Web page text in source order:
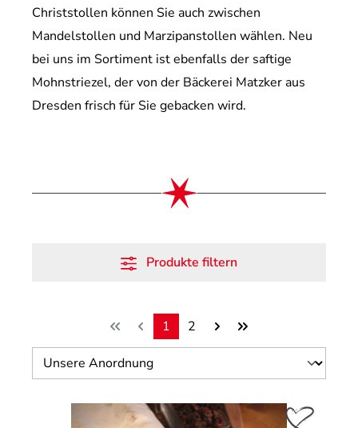
Christstollen können Sie auch zwischen
Mandelstollen und Marzipanstollen wählen. Neu
bei uns im Sortiment ist ebenfalls der saftige
Mohnstriezel, der von der Bäckerei Matzker aus
Dresden frisch für Sie gebacken wird.
Produkte filtern
Seite
1 Seite
2